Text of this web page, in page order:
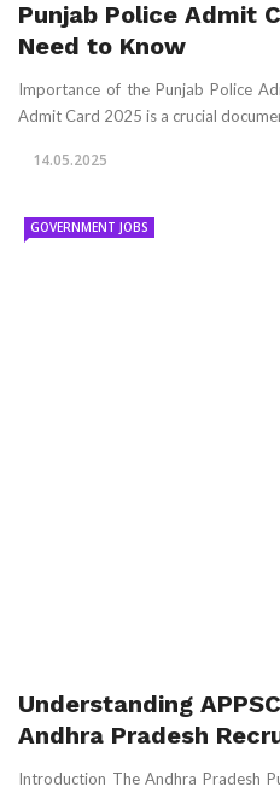
Punjab Police Admit
Need to Know
Importance of the Punjab Police
Admit Card 2025 is a crucial
14.05.2025
GOVERNMENT JOBS
Understanding
Andhra Pradesh
Introduction The Andhra Pradesh